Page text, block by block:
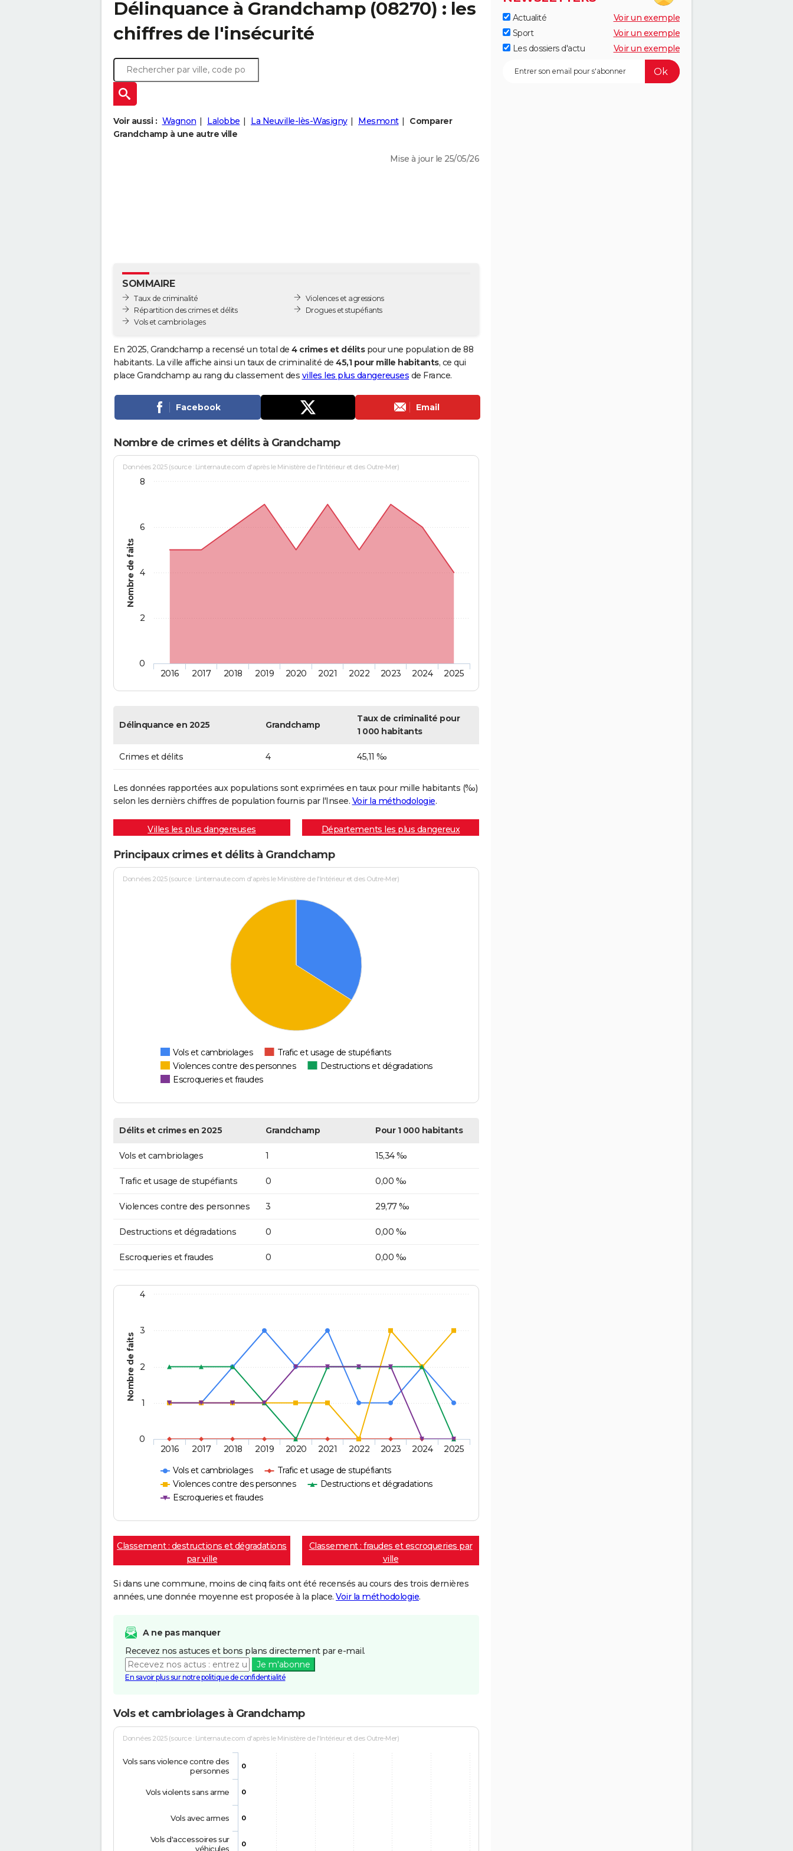
Délinquance à Grandchamp(08270) : les
chiffres de l'insécurité
Voir aussi : Wagnon Lalobbe La Neuville-lès-Wasigny Mesmont
Comparer
Grandchamp à une autre ville
Mise à jour le 25/05/26
SOMMAIRE
Taux de criminalité
Répartition des crimes et délits
Vols et cambriolages
Violences et agressions
Drogues et stupéfiants
En 2025, Grandchamp a recensé un total de 4 crimes et délitspour une population de 88
habitants. La ville affiche ainsi un taux de criminalité de 45,1 pour mille habitants, ce qui
place Grandchamp au rang du classement des villes les plus dangereuses de France.
Facebook Email
Nombre de crimes et délits à Grandchamp
Nombre de faits
Données 2025 (source : Linternaute.com d'après le Ministère de l'Intérieur et des Outre-Mer)
2016 2017 2018 2019 2020 2021 2022 2023 2024 2025
0
2
4
6
8
Délinquance en 2025 Grandchamp
Taux de criminalité pour
1 000 habitants
Crimes et délits 4 45,11 ‰
Les données rapportées aux populations sont exprimées en taux pour mille habitants (‰)
selon les dernièrs chiffres de population fournis par l'Insee. Voir la méthodologie.
Villes les plus dangereuses Départements les plus dangereux
Principaux crimes et délits à Grandchamp
Données 2025 (source : Linternaute.com d'après le Ministère de l'Intérieur et des Outre-Mer)
Vols et cambriolages
Trafic et usage de stupéfiants
Violences contre des personnes
Destructions et dégradations
Escroqueries et fraudes
Délits et crimes en 2025 Grandchamp Pour 1 000 habitants
Vols et cambriolages 1 15,34 ‰
Trafic et usage de stupéfiants 0 0,00 ‰
Violences contre des personnes 3 29,77 ‰
Destructions et dégradations 0 0,00 ‰
Escroqueries et fraudes 0 0,00 ‰
Nombre de faits
Vols et cambriolages
Trafic et usage de stupéfiants
Violences contre des personnes
Destructions et dégradations
Escroqueries et fraudes
2016 2017 2018 2019 2020 2021 2022 2023 2024 2025
0
1
2
3
4
Classement : destructions et dégradations
par ville
Classement : fraudes et escroqueries par
ville
Si dans une commune, moins de cinq faits ont été recensés au cours des trois dernières
années, une donnée moyenne est proposée à la place. Voir la méthodologie.
A ne pas manquer
Recevez nos astuces et bons plans directement par e-mail.
Je m'abonne
En savoir plus sur notre politique de confidentialité
Vols et cambriolages à Grandchamp
Données 2025 (source : Linternaute.com d'après le Ministère de l'Intérieur et des Outre-Mer)
0
0
0
0
Vols sans violence contre des
personnes
Vols violents sans arme
Vols avec armes
Vols d'accessoires sur
véhicules
Actualité
Voir un exemple
Sport
Voir un exemple
Les dossiers d'actu
Voir un exemple